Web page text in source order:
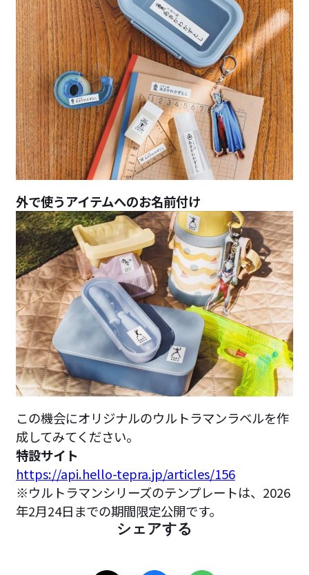
外で使うアイテムへのお名前付け
この機会にオリジナルのウルトラマンラベルを作
成してみてください。
特設サイト
https://api.hello-tepra.jp/articles/156
※ウルトラマンシリーズのテンプレートは、2026
年2月24日までの期間限定公開です。
シェアする